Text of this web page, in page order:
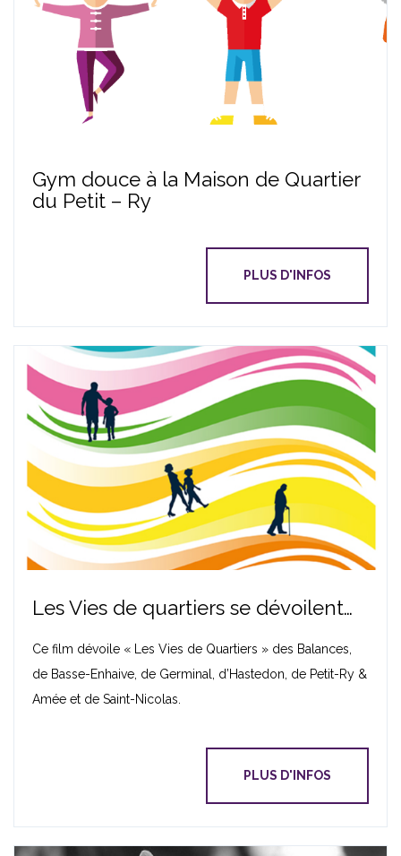
Gym douce à la Maison de Quartier
du Petit – Ry
PLUS D'INFOS
Les Vies de quartiers se dévoilent…
Ce film dévoile « Les Vies de Quartiers » des Balances,
de Basse-Enhaive, de Germinal, d’Hastedon, de Petit-Ry &
Amée et de Saint-Nicolas.
PLUS D'INFOS